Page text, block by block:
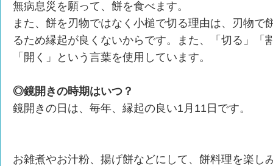
無病息災を願って、餅を食べます。
また、餅を刃物ではなく小槌で切る理由は、刃物で
るため縁起が良くないからです。また、「切る」「
「開く」という言葉を使用しています。
◎鏡開きの時期はいつ？
鏡開きの日は、毎年、縁起の良い1月11日です。
お雑煮やお汁粉、揚げ餅などにして、餅料理を楽し